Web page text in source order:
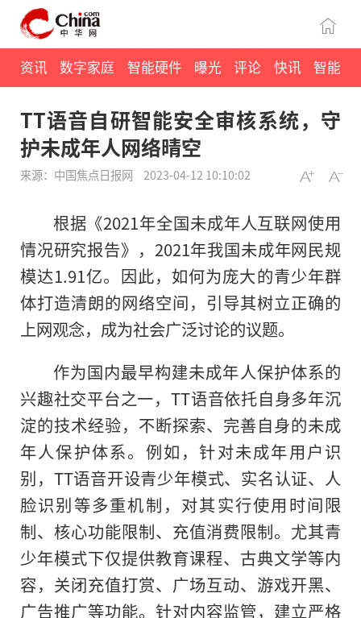
资讯 数字家庭 智能硬件 曝光 评论 快讯 智能
TT语音自研智能安全审核系统，守
护未成年人网络晴空
来源：中国焦点日报网 2023-04-12 10:10:02
根据《2021年全国未成年人互联网使用
情况研究报告》，2021年我国未成年网民规
模达1.91亿。因此，如何为庞大的青少年群
体打造清朗的网络空间，引导其树立正确的
上网观念，成为社会广泛讨论的议题。
作为国内最早构建未成年人保护体系的
兴趣社交平台之一，TT语音依托自身多年沉
淀的技术经验，不断探索、完善自身的未成
年人保护体系。例如，针对未成年用户识
别，TT语音开设青少年模式、实名认证、人
脸识别等多重机制，对其实行使用时间限
制、核心功能限制、充值消费限制。尤其青
少年模式下仅提供教育课程、古典文学等内
容，关闭充值打赏、广场互动、游戏开黑、
广告推广等功能。针对内容监管，建立严格